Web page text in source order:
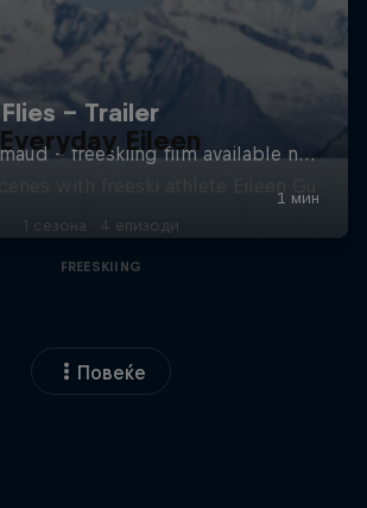
Everyday Eileen
1 сезона · 4 епизоди
FREESKIING
Повеќе